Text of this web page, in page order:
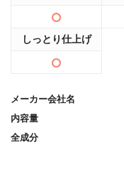
しっとり仕上げ
メーカー会社名
内容量
全成分